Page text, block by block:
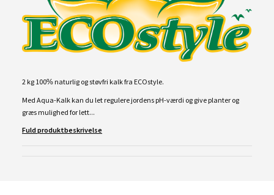
2 kg 100% naturlig og støvfri kalk fra ECOstyle.
Med Aqua-Kalk kan du let regulere jordens pH-værdi og give planter og
græs mulighed for lett...
Fuld produktbeskrivelse